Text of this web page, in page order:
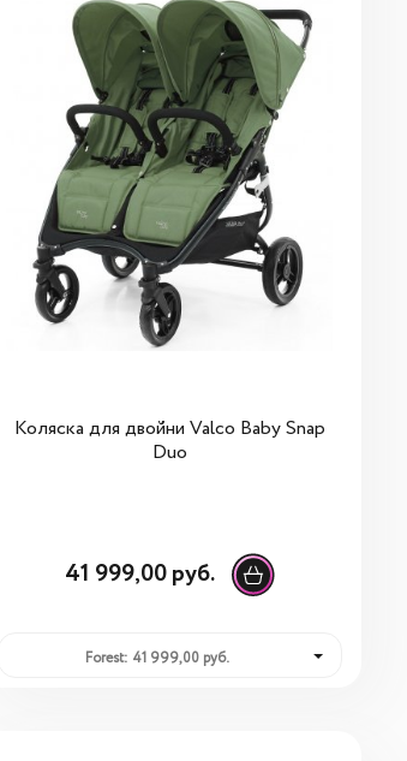
Коляска для двойни Valco Baby Snap
Duo
41 999,00 руб.
Forest: 41 999,00 руб.